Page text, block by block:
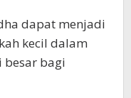
dapat menjadi
kecil dalam
bagi